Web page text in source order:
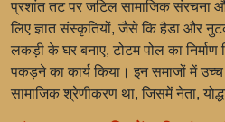
प्रशांत तट पर जटिल सामाजिक संरचना
लिए ज्ञात संस्कृतियों, जैसे कि हैडा और
लकड़ी के घर बनाए, टोटम पोल का
पकड़ने का कार्य किया। इन समाजों में उच्च
सामाजिक श्रेणीकरण था, जिसमें नेता,